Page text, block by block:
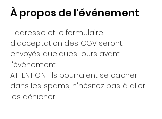
À propos de l'événement
L'adresse et le formulaire
d'acceptation des CGV seront
envoyés quelques jours avant
l'évènement.
ATTENTION : ils pourraient se cacher
dans les spams, n'hésitez pas à aller
les dénicher !